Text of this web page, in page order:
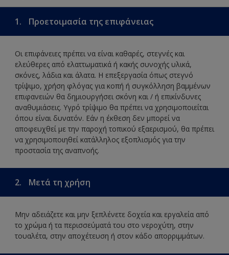
1. Προετοιμασία της επιφάνειας
Οι επιφάνειες πρέπει να είναι καθαρές, στεγνές και
ελεύθερες από ελαττωματικά ή κακής συνοχής υλικά,
σκόνες, λάδια και άλατα. Η επεξεργασία όπως στεγνό
τρίψιμο, χρήση φλόγας για κοπή ή συγκόλληση βαμμένων
επιφανειών θα δημιουργήσει σκόνη και / ή επικίνδυνες
αναθυμιάσεις. Υγρό τρίψιμο θα πρέπει να χρησιμοποιείται
όπου είναι δυνατόν. Εάν η έκθεση δεν μπορεί να
αποφευχθεί με την παροχή τοπικού εξαερισμού, θα πρέπει
να χρησιμοποιηθεί κατάλληλος εξοπλισμός για την
προστασία της αναπνοής.
2. Μετά τη χρήση
Μην αδειάζετε και μην ξεπλένετε δοχεία και εργαλεία από
το χρώμα ή τα περισσεύματά του στο νεροχύτη, στην
τουαλέτα, στην αποχέτευση ή στον κάδο απορριμμάτων.